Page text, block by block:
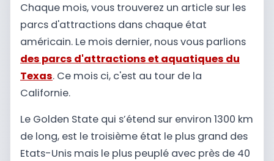
Chaque mois, vous trouverez un article sur les
parcs d'attractions dans chaque état
américain. Le mois dernier, nous vous parlions
des parcs d'attractions et aquatiques du
Texas. Ce mois ci, c'est au tour de la
Californie.
Le Golden State qui s’étend sur environ 1300 km
de long, est le troisième état le plus grand des
Etats-Unis mais le plus peuplé avec près de 40